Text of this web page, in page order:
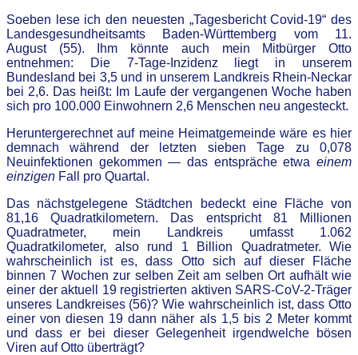
Soeben lese ich den neuesten „Tagesbericht Covid-19“ des
Landesgesundheitsamts Baden-Württemberg vom 11.
August (55). Ihm könnte auch mein Mitbürger Otto
entnehmen: Die 7-Tage-Inzidenz liegt in unserem
Bundesland bei 3,5 und in unserem Landkreis Rhein-Neckar
bei 2,6. Das heißt: Im Laufe der vergangenen Woche haben
sich pro 100.000 Einwohnern 2,6 Menschen neu angesteckt.
Heruntergerechnet auf meine Heimatgemeinde wäre es hier
demnach während der letzten sieben Tage zu 0,078
Neuinfektionen gekommen — das entspräche etwa einem
einzigen Fall pro Quartal.
Das nächstgelegene Städtchen bedeckt eine Fläche von
81,16 Quadratkilometern. Das entspricht 81 Millionen
Quadratmeter, mein Landkreis umfasst 1.062
Quadratkilometer, also rund 1 Billion Quadratmeter. Wie
wahrscheinlich ist es, dass Otto sich auf dieser Fläche
binnen 7 Wochen zur selben Zeit am selben Ort aufhält wie
einer der aktuell 19 registrierten aktiven SARS-CoV-2-Träger
unseres Landkreises (56)? Wie wahrscheinlich ist, dass Otto
einer von diesen 19 dann näher als 1,5 bis 2 Meter kommt
und dass er bei dieser Gelegenheit irgendwelche bösen
Viren auf Otto überträgt?